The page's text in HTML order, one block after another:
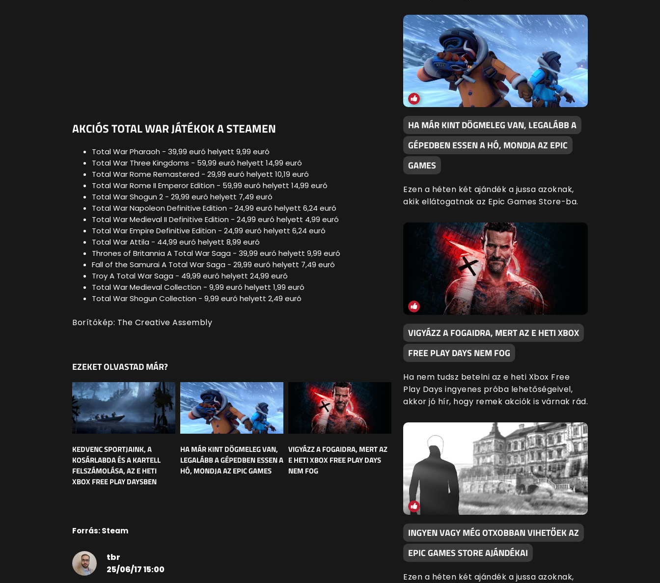
AKCIÓS TOTAL WAR JÁTÉKOK A STEAMEN
Total War Pharaoh - 39,99 euró helyett 9,99 euró
Total War Three Kingdoms - 59,99 euró helyett 14,99 euró
Total War Rome Remastered - 29,99 euró helyett 10,19 euró
Total War Rome II Emperor Edition - 59,99 euró helyett 14,99 euró
Total War Shogun 2 - 29,99 euró helyett 7,49 euró
Total War Napoleon Definitive Edition - 24,99 euró helyett 6,24 euró
Total War Medieval II Definitive Edition - 24,99 euró helyett 4,99 euró
Total War Empire Definitive Edition - 24,99 euró helyett 6,24 euró
Total War Attila - 44,99 euró helyett 8,99 euró
Thrones of Britannia A Total War Saga - 39,99 euró helyett 9,99 euró
Fall of the Samurai A Total War Saga - 29,99 euró helyett 7,49 euró
Troy A Total War Saga - 49,99 euró helyett 24,99 euró
Total War Medieval Collection - 9,99 euró helyett 1,99 euró
Total War Shogun Collection - 9,99 euró helyett 2,49 euró
Borítókép: The Creative Assembly
EZEKET OLVASTAD MÁR?
KEDVENC SPORTJAINK, A
KOSÁRLABDA ÉS A KARTELL
FELSZÁMOLÁSA, AZ E HETI
XBOX FREE PLAY DAYSBEN
HA MÁR KINT DÖGMELEG VAN,
LEGALÁBB A GÉPEDBEN ESSEN A
HÓ, MONDJA AZ EPIC GAMES
VIGYÁZZ A FOGAIDRA, MERT AZ
E HETI XBOX FREE PLAY DAYS
NEM FOG
Forrás: Steam
tbr
25/06/17 15:00
HA MÁR KINT DÖGMELEG VAN, LEGALÁBB A
GÉPEDBEN ESSEN A HÓ, MONDJA AZ EPIC
GAMES
Ezen a héten két ajándék a jussa azoknak,
akik ellátogatnak az Epic Games Store-ba.
VIGYÁZZ A FOGAIDRA, MERT AZ E HETI XBOX
FREE PLAY DAYS NEM FOG
Ha nem tudsz betelni az e heti Xbox Free
Play Days ingyenes próba lehetőségeivel,
akkor jó hír, hogy remek akciók is várnak rád.
INGYEN VAGY MÉG OTXOBBAN VIHETŐEK AZ
EPIC GAMES STORE AJÁNDÉKAI
Ezen a héten két ajándék a jussa azoknak,